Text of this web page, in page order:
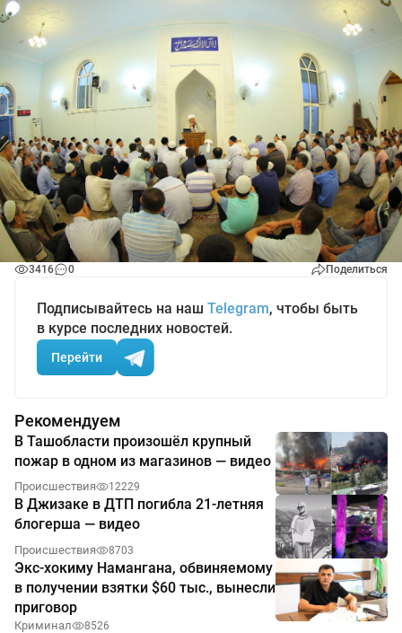
3416 0 Поделиться
Подписывайтесь на наш Telegram, чтобы быть
в курсе последних новостей.
Перейти
Рекомендуем
В Ташобласти произошёл крупный
пожар в одном из магазинов — видео
Происшествия 12229
В Джизаке в ДТП погибла 21-летняя
блогерша — видео
Происшествия 8703
Экс-хокиму Намангана, обвиняемому
в получении взятки $60 тыс., вынесли
приговор
Криминал 8526